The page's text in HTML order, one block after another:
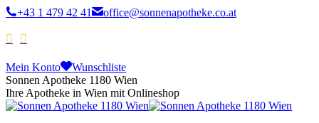
+43 1 479 42 41 office@sonnenapotheke.co.at
Mein Konto
Wunschliste
Sonnen Apotheke 1180 Wien
Ihre Apotheke in Wien mit Onlineshop